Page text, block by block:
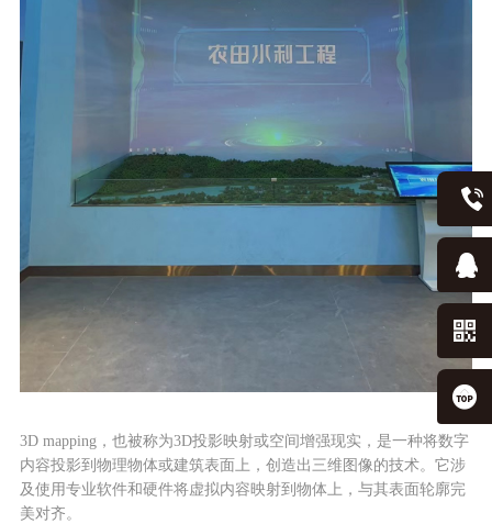
3D mapping，也被称为3D投影映射或空间增强现实，是一种将数字
内容投影到物理物体或建筑表面上，创造出三维图像的技术。它涉
及使用专业软件和硬件将虚拟内容映射到物体上，与其表面轮廓完
美对齐。